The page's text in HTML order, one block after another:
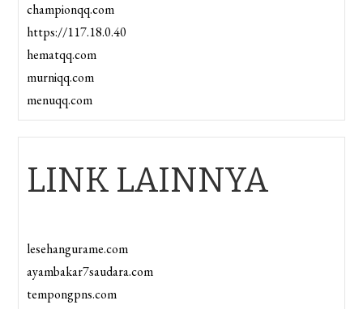
championqq.com
https://117.18.0.40
hematqq.com
murniqq.com
menuqq.com
LINK LAINNYA
lesehangurame.com
ayambakar7saudara.com
tempongpns.com